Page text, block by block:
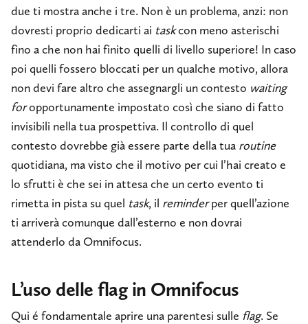
due ti mostra anche i tre. Non è un problema, anzi: non
dovresti proprio dedicarti ai taskcon meno asterischi
fino a che non hai finito quelli di livello superiore! In caso
poi quelli fossero bloccati per un qualche motivo, allora
non devi fare altro che assegnargli un contesto waiting
foropportunamente impostato così che siano di fatto
invisibili nella tua prospettiva. Il controllo di quel
contesto dovrebbe già essere parte della tua routine
quotidiana, ma visto che il motivo per cui l’hai creato e
lo sfrutti è che sei in attesa che un certo evento ti
rimetta in pista su quel task, il reminderper quell’azione
ti arriverà comunque dall’esterno e non dovrai
attenderlo da Omnifocus.
L’uso delle flag in Omnifocus
Qui é fondamentale aprire una parentesi sulle flag. Se